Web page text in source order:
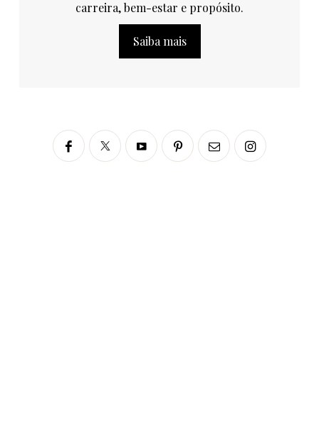
carreira, bem-estar e propósito.
Saiba mais